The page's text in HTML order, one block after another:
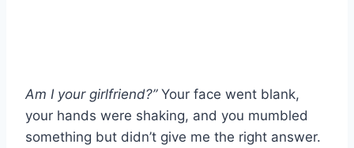
Am I your girlfriend?” Your face went blank,
your hands were shaking, and you mumbled
something but didn’t give me the right answer.